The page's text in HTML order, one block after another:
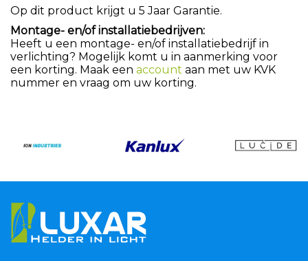
Op dit product krijgt u 5 Jaar Garantie.
Montage- en/of installatiebedrijven:
Heeft u een montage- en/of installatiebedrijf in
verlichting? Mogelijk komt u in aanmerking voor
een korting. Maak een account aan met uw KVK
nummer en vraag om uw korting.